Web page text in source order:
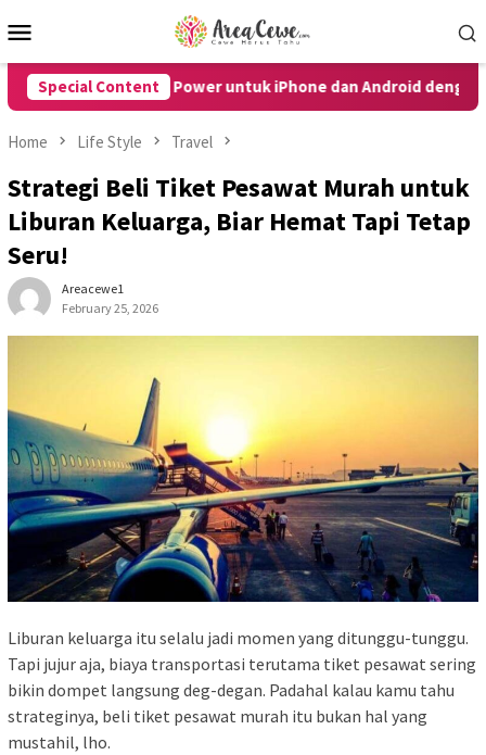
to
Menu
Special Content
Tombol Power untuk iPhone dan Android dengan Mudah
Home Life Style Travel
Strategi Beli Tiket Pesawat Murah untuk
Liburan Keluarga, Biar Hemat Tapi Tetap
Seru!
Areacewe1
February 25, 2026
Liburan keluarga itu selalu jadi momen yang ditunggu-tunggu.
Tapi jujur aja, biaya transportasi terutama tiket pesawat sering
bikin dompet langsung deg-degan. Padahal kalau kamu tahu
strateginya, beli tiket pesawat murah itu bukan hal yang
mustahil, lho.